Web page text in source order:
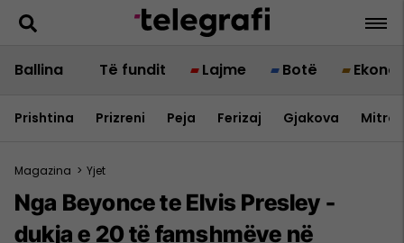
Ballina Të fundit Lajme Botë
Prishtina Prizreni Peja Ferizaj Gjakova
Magazina > Yjet
Nga Beyonce te Elvis Presley -
dukja e 20 të famshmëve në